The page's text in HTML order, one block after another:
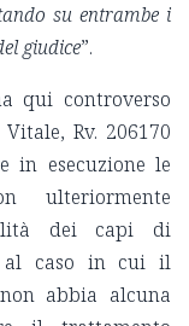
su entrambe i
giudice”.
qui controverso
Rv. 206170
in esecuzione le
ulteriormente
dei capi di
al caso in cui il
abbia alcuna